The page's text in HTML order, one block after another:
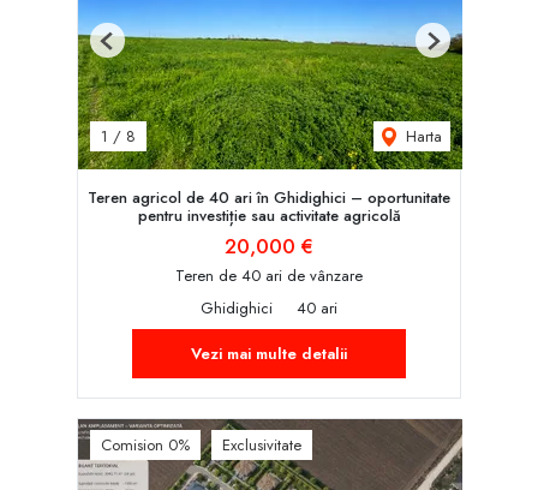
1 / 8 Harta
Previous Next
Teren agricol de 40 ari în Ghidighici – oportunitate
pentru investiție sau activitate agricolă
20,000 €
Teren de 40 ari de vânzare
Ghidighici
40 ari
Vezi mai multe detalii
Comision 0% Exclusivitate